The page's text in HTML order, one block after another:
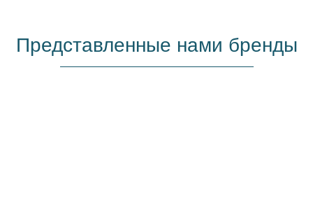
Представленные нами бренды